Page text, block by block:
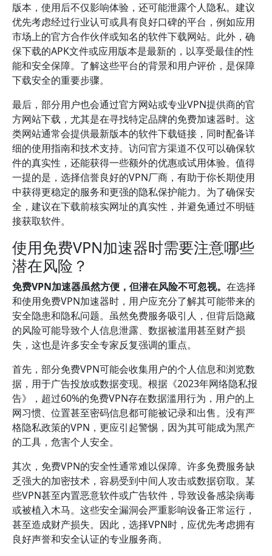
版本，使用后不仅影响体验，还可能泄露个人隐私。建议
优先考虑经过行业认可或具有良好口碑的平台，例如应用
市场上的官方合作伙伴或知名的软件下载网站。此外，确
保下载的APK文件或应用版本是最新的，以享受最佳的性
能和安全保障。了解这些平台的背景和用户评价，是保障
下载安全的重要步骤。
最后，部分用户也会通过官方网站或专业VPN提供商的官
方网站下载，尤其是在寻找特定品牌的免费加速器时。这
类网站通常会提供最新版本的软件下载链接，同时配备详
细的使用指南和技术支持。访问官方渠道不仅可以确保软
件的真实性，还能获得一些额外的优惠或试用体验。值得
一提的是，选择信誉良好的VPN厂商，有助于你长期使用
中获得更稳定的服务和更强的隐私保护能力。为了确保安
全，建议在下载前核实网址的真实性，并避免通过不明链
接获取软件。
使用免费VPN加速器时需要注意哪些
潜在风险？
免费VPN加速器虽然方便，但潜在风险不可忽视。 在选择
和使用免费VPN加速器时，用户应充分了解其可能带来的
安全隐患和隐私问题。虽然免费服务吸引人，但背后隐藏
的风险可能导致个人信息泄露、数据被滥用甚至财产损
失，这也是许多安全专家反复强调的重点。
首先，部分免费VPN可能会收集用户的个人信息和浏览数
据，用于广告投放或数据变现。根据《2023年网络隐私报
告》，超过60%的免费VPN存在数据滥用行为，用户的上
网习惯、位置甚至密码信息都可能被记录和出售。没有严
格隐私政策的VPN，更应引起警惕，因为其可能成为黑产
的工具，危害个人安全。
其次，免费VPN的安全性通常难以保障。许多免费服务缺
乏强大的加密技术，容易受到中间人攻击或数据窃取。某
些VPN甚至内置恶意软件或广告软件，导致设备感染病毒
或被植入木马。这些安全漏洞会严重影响设备正常运行，
甚至造成财产损失。因此，选择VPN时，应优先考虑拥有
良好声誉和安全认证的专业服务商。